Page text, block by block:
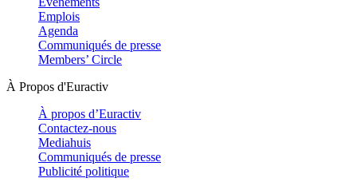
Emplois
Agenda
Communiqués de presse
Members’ Circle
À Propos d'Euractiv
À propos d’Euractiv
Contactez-nous
Mediahuis
Communiqués de presse
Publicité politique